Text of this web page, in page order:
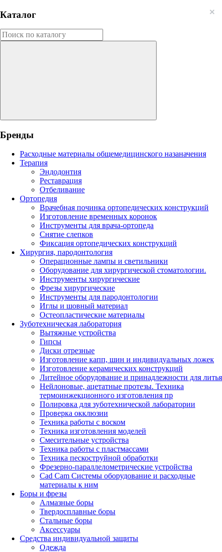
Каталог
Бренды
Расходные материалы общемедицинского назаначения
Терапия
Эндодонтия
Реставрация
Отбеливание
Ортопедия
Врачебная починка ортопедических конструкций
Изготовление временных коронок
Инструменты для врача-ортопеда
Снятие слепков
Фиксация ортопедических конструкций
Хирургия, пародонтология
Операционные лампы и светильники
Оборудование для хирургической стоматологии.
Инструменты хирургические
Фрезы хирургические
Инструменты для пародонтологии
Иглы и шовный материал
Остеопластические материалы
Зуботехническая лаборатория
Вытяжные устройства
Гипсы
Диски отрезные
Изготовление капп, шин и индивидуальных ложек
Изготовление керамических конструкций
Литейное оборудование и принадлежности для литья
Нейлоновые, ацетатные протезы. Техника
термоинжекционного изготовления пр
Полировка для зуботехнической лаборатории
Проверка окклюзии
Техника работы с воском
Техника изготовления моделей
Смесительные устройства
Техника работы с пластмассами
Техника пескоструйной обработки
Фрезерно-параллелометрические устройства
Cad Cam Системы оборудование и расходные
материалы к ним
Боры и фрезы
Алмазные боры
Твердосплавные боры
Стальные боры
Аксессуары
Средства индивидуальной защиты
Одежда